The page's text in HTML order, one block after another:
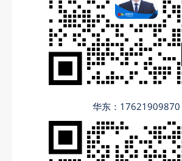
华东：17621909870